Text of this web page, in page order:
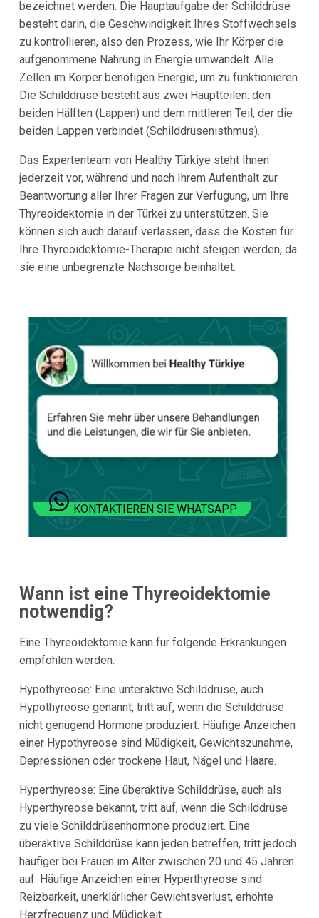
bezeichnet werden. Die Hauptaufgabe der Schilddrüse
besteht darin, die Geschwindigkeit Ihres Stoffwechsels
zu kontrollieren, also den Prozess, wie Ihr Körper die
aufgenommene Nahrung in Energie umwandelt. Alle
Zellen im Körper benötigen Energie, um zu funktionieren.
Die Schilddrüse besteht aus zwei Hauptteilen: den
beiden Hälften (Lappen) und dem mittleren Teil, der die
beiden Lappen verbindet (Schilddrüsenisthmus).
Das Expertenteam von Healthy Türkiye steht Ihnen
jederzeit vor, während und nach Ihrem Aufenthalt zur
Beantwortung aller Ihrer Fragen zur Verfügung, um Ihre
Thyreoidektomie in der Türkei zu unterstützen. Sie
können sich auch darauf verlassen, dass die Kosten für
Ihre Thyreoidektomie-Therapie nicht steigen werden, da
sie eine unbegrenzte Nachsorge beinhaltet.
KONTAKTIEREN SIE WHATSAPP
Wann ist eine Thyreoidektomie
notwendig?
Eine Thyreoidektomie kann für folgende Erkrankungen
empfohlen werden:
Hypothyreose: Eine unteraktive Schilddrüse, auch
Hypothyreose genannt, tritt auf, wenn die Schilddrüse
nicht genügend Hormone produziert. Häufige Anzeichen
einer Hypothyreose sind Müdigkeit, Gewichtszunahme,
Depressionen oder trockene Haut, Nägel und Haare.
Hyperthyreose: Eine überaktive Schilddrüse, auch als
Hyperthyreose bekannt, tritt auf, wenn die Schilddrüse
zu viele Schilddrüsenhormone produziert. Eine
überaktive Schilddrüse kann jeden betreffen, tritt jedoch
häufiger bei Frauen im Alter zwischen 20 und 45 Jahren
auf. Häufige Anzeichen einer Hyperthyreose sind
Reizbarkeit, unerklärlicher Gewichtsverlust, erhöhte
Herzfrequenz und Müdigkeit.